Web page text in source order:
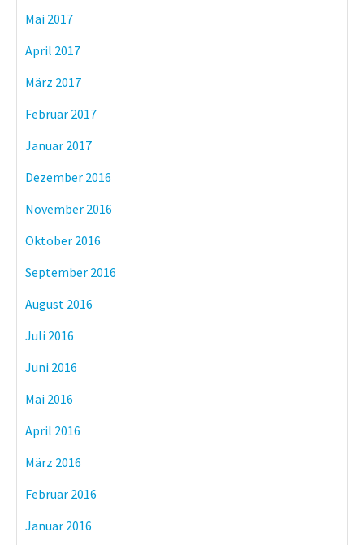
Mai 2017
April 2017
März 2017
Februar 2017
Januar 2017
Dezember 2016
November 2016
Oktober 2016
September 2016
August 2016
Juli 2016
Juni 2016
Mai 2016
April 2016
März 2016
Februar 2016
Januar 2016